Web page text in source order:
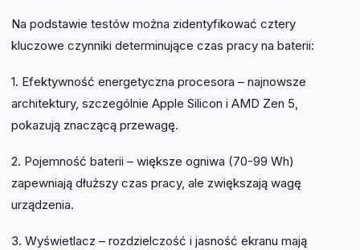
Na podstawie testów można zidentyfikować cztery
kluczowe czynniki determinujące czas pracy na baterii:
1. Efektywność energetyczna procesora – najnowsze
architektury, szczególnie Apple Silicon i AMD Zen 5,
pokazują znaczącą przewagę.
2. Pojemność baterii – większe ogniwa (70-99 Wh)
zapewniają dłuższy czas pracy, ale zwiększają wagę
urządzenia.
3. Wyświetlacz – rozdzielczość i jasność ekranu mają